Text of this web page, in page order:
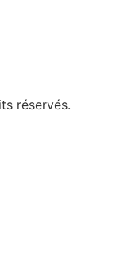
réservés.